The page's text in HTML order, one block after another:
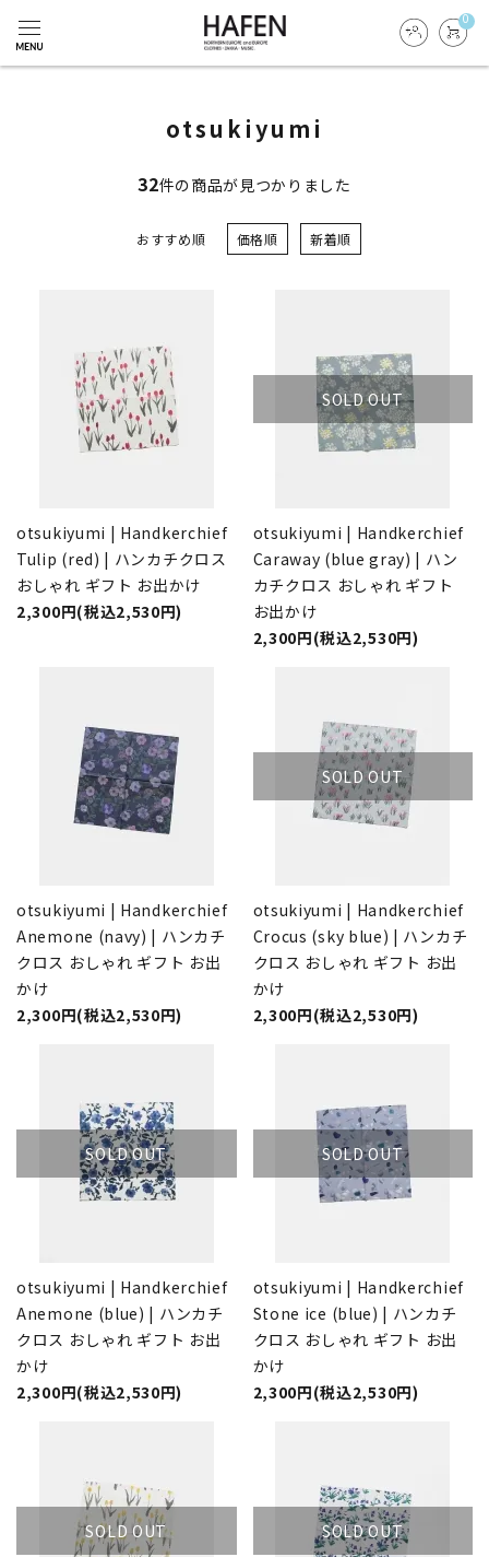
0
otsukiyumi
32件の商品が見つかりました
おすすめ順 価格順 新着順
otsukiyumi | Handkerchief
Tulip (red) | ハンカチクロス
おしゃれ ギフト お出かけ
2,300円(税込2,530円)
SOLD OUT
otsukiyumi | Handkerchief
Caraway (blue gray) | ハン
カチクロス おしゃれ ギフト
お出かけ
2,300円(税込2,530円)
otsukiyumi | Handkerchief
Anemone (navy) | ハンカチ
クロス おしゃれ ギフト お出
かけ
2,300円(税込2,530円)
SOLD OUT
otsukiyumi | Handkerchief
Crocus (sky blue) | ハンカチ
クロス おしゃれ ギフト お出
かけ
2,300円(税込2,530円)
SOLD OUT
otsukiyumi | Handkerchief
Anemone (blue) | ハンカチ
クロス おしゃれ ギフト お出
かけ
2,300円(税込2,530円)
SOLD OUT
otsukiyumi | Handkerchief
Stone ice (blue) | ハンカチ
クロス おしゃれ ギフト お出
かけ
2,300円(税込2,530円)
SOLD OUT SOLD OUT